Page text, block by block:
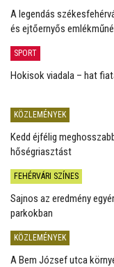
A legendás
és ejtőernyős
SPORT
Hokisok viadala – hat
KÖZLEMÉNYEK
Kedd éjfélig
hőségriasztást
FEHÉRVÁRI SZÍNES
Sajnos az eredmény
parkokban
KÖZLEMÉNYEK
A Bem József utca